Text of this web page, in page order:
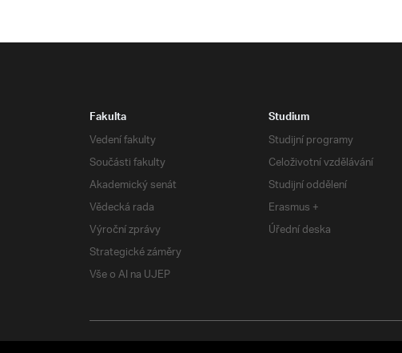
Fakulta
Vedení fakulty
Součásti fakulty
Akademický senát
Vědecká rada
Výroční zprávy
Strategické záměry
Vše o AI na UJEP
Studium
Studijní programy
Celoživotní vzdělávání
Studijní oddělení
Erasmus +
Úřední deska